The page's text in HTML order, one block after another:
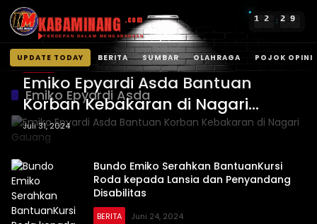
KABAMINANG .com
TERDEPAN DALAM MENGABARKAN
1 2 : 3 0
UPDATE TODAY BERITA SUMBAR OLAHRAGA POJOK OPINI
Langsung
konten
Emiko Epyardi Asda
BERITA
Emiko Epyardi Asda Bantuan
Korban Kebakaran di Nagari
Gauang
Juli 31, 2024
Bundo Emiko Serahkan BantuanKursi
Roda kepada Lansia dan Penyandang
Disabilitas
BERITA Juni 24, 2024